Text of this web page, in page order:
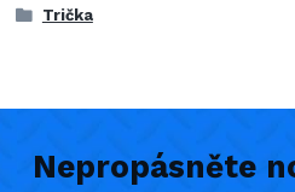
Trička
Nepropásněte